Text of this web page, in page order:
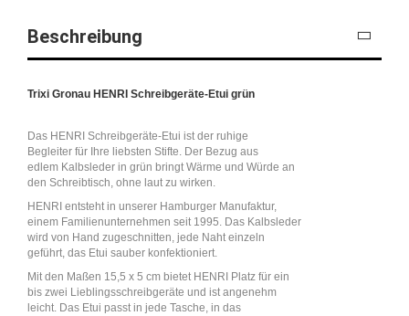
Beschreibung
Trixi Gronau HENRI Schreibgeräte-Etui grün
Das HENRI Schreibgeräte-Etui ist der ruhige
Begleiter für Ihre liebsten Stifte. Der Bezug aus
edlem Kalbsleder in grün bringt Wärme und Würde an
den Schreibtisch, ohne laut zu wirken.
HENRI entsteht in unserer Hamburger Manufaktur,
einem Familienunternehmen seit 1995. Das Kalbsleder
wird von Hand zugeschnitten, jede Naht einzeln
geführt, das Etui sauber konfektioniert.
Mit den Maßen 15,5 x 5 cm bietet HENRI Platz für ein
bis zwei Lieblingsschreibgeräte und ist angenehm
leicht. Das Etui passt in jede Tasche, in das